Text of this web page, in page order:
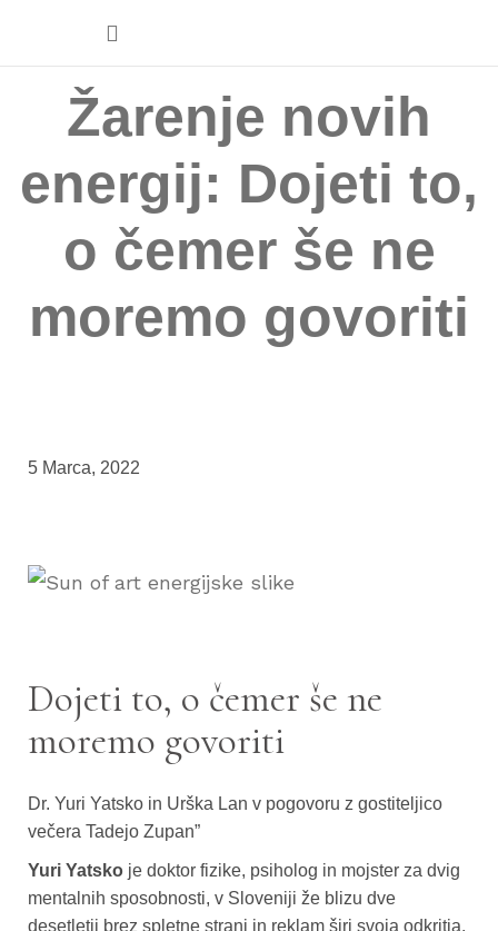
Žarenje novih
energij: Dojeti to,
o čemer še ne
moremo govoriti
5 Marca, 2022
Dojeti to, o čemer še ne
moremo govoriti
Dr. Yuri Yatsko in Urška Lan v pogovoru z gostiteljico
večera Tadejo Zupan”
Yuri Yatsko je doktor fizike, psiholog in mojster za dvig
mentalnih sposobnosti, v Sloveniji že blizu dve
desetletji brez spletne strani in reklam širi svoja odkritja.